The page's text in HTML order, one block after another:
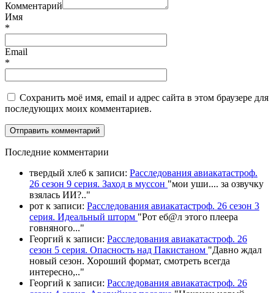
Комментарий
Имя
*
Email
*
Сохранить моё имя, email и адрес сайта в этом браузере для
последующих моих комментариев.
Последние комментарии
твердый хлеб к записи: Расследования авиакатастроф.
26 сезон 9 серия. Заход в муссон "мои уши.... за озвучку
взялась ИИ?.."
рот к записи: Расследования авиакатастроф. 26 сезон 3
серия. Идеальный шторм "Рот еб@л этого плеера
говняного..."
Георгий к записи: Расследования авиакатастроф. 26
сезон 5 серия. Опасность над Пакистаном "Давно ждал
новый сезон. Хороший формат, смотреть всегда
интересно,.."
Георгий к записи: Расследования авиакатастроф. 26